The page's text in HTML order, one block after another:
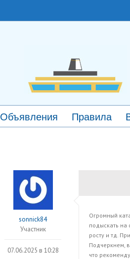
Объявления Правила
sonnick84
Участник
07.06.2025 в 10:28
Огромный
подыскать на
росту и тд.
Подчеркнем,
что